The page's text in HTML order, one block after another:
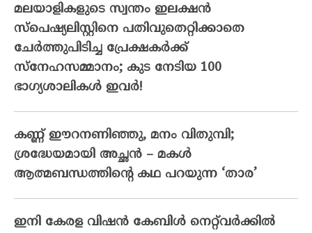
മലയാളികളുടെ സ്വന്തം ഇലക്ഷന്‍
സ്‌പെഷ്യലിസ്റ്റിനെ പതിവുതെറ്റിക്കാതെ
ചേര്‍ത്തുപിടിച്ച പ്രേക്ഷകര്‍ക്ക്
സ്‌നേഹസമ്മാനം; കുട നേടിയ 100
ഭാഗ്യശാലികള്‍ ഇവര്‍!
കണ്ണ് ഈറനണിഞ്ഞു, മനം വിതുമ്പി;
ശ്രദ്ധേയമായി അച്ഛൻ – മകൾ
ആത്മബന്ധത്തിന്റെ കഥ പറയുന്ന ‘താര’
ഇനി കേരള വിഷൻ കേബിൾ നെറ്റ്‌വർക്കിൽ